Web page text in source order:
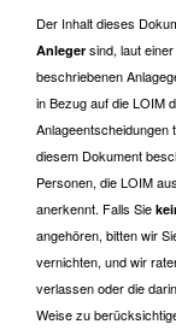
Der Inhalt dieses
Anleger sind, laut
beschriebenen
in Bezug auf die LOIM
Anlageentscheidungen
diesem Dokument
Personen, die LOIM
anerkennt. Falls Sie
angehören, bitten wir
vernichten, und wir
verlassen oder die
Weise zu